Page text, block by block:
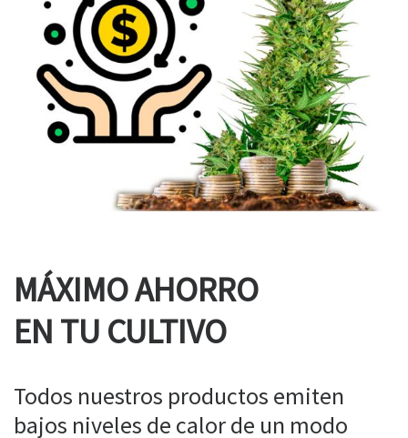
MÁXIMO AHORRO
EN TU CULTIVO
Todos nuestros productos emiten
bajos niveles de calor de un modo